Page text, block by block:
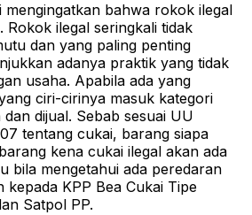
mengingatkan bahwa rokok ilegal
Rokok ilegal seringkali tidak
dan yang paling penting
adanya praktik yang tidak
usaha. Apabila ada yang
ciri-cirinya masuk kategori
dijual. Sebab sesuai UU
tentang cukai, barang siapa
kena cukai ilegal akan ada
bila mengetahui ada peredaran
KPP Bea Cukai Tipe
Satpol PP.